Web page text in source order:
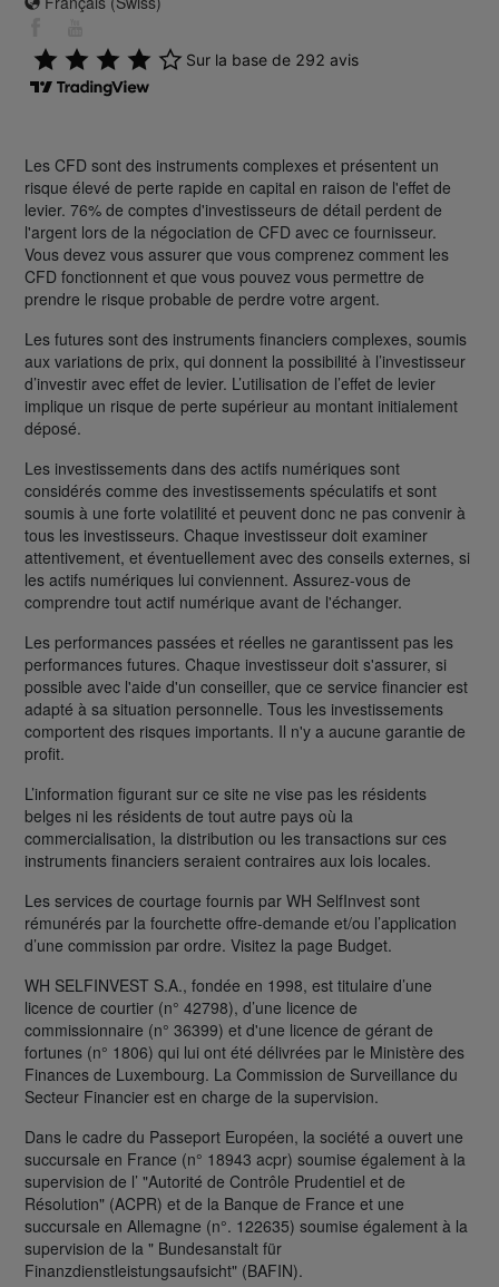
Les CFD sont des instruments complexes et présentent un
risque élevé de perte rapide en capital en raison de l'effet de
levier. 76% de comptes d'investisseurs de détail perdent de
l'argent lors de la négociation de CFD avec ce fournisseur.
Vous devez vous assurer que vous comprenez comment les
CFD fonctionnent et que vous pouvez vous permettre de
prendre le risque probable de perdre votre argent.
Les futures sont des instruments financiers complexes, soumis
aux variations de prix, qui donnent la possibilité à l’investisseur
d’investir avec effet de levier. L’utilisation de l’effet de levier
implique un risque de perte supérieur au montant initialement
déposé.
Les investissements dans des actifs numériques sont
considérés comme des investissements spéculatifs et sont
soumis à une forte volatilité et peuvent donc ne pas convenir à
tous les investisseurs. Chaque investisseur doit examiner
attentivement, et éventuellement avec des conseils externes, si
les actifs numériques lui conviennent. Assurez-vous de
comprendre tout actif numérique avant de l'échanger.
Les performances passées et réelles ne garantissent pas les
performances futures. Chaque investisseur doit s'assurer, si
possible avec l'aide d'un conseiller, que ce service financier est
adapté à sa situation personnelle. Tous les investissements
comportent des risques importants. Il n'y a aucune garantie de
profit.
L’information figurant sur ce site ne vise pas les résidents
belges ni les résidents de tout autre pays où la
commercialisation, la distribution ou les transactions sur ces
instruments financiers seraient contraires aux lois locales.
Les services de courtage fournis par WH SelfInvest sont
rémunérés par la fourchette offre-demande et/ou l’application
d’une commission par ordre. Visitez la page Budget.
WH SELFINVEST S.A., fondée en 1998, est titulaire d’une
licence de courtier (n° 42798), d’une licence de
commissionnaire (n° 36399) et d'une licence de gérant de
fortunes (n° 1806) qui lui ont été délivrées par le Ministère des
Finances de Luxembourg. La Commission de Surveillance du
Secteur Financier est en charge de la supervision.
Dans le cadre du Passeport Européen, la société a ouvert une
succursale en France (n° 18943 acpr) soumise également à la
supervision de l’ "Autorité de Contrôle Prudentiel et de
Résolution" (ACPR) et de la Banque de France et une
succursale en Allemagne (n°. 122635) soumise également à la
supervision de la " Bundesanstalt für
Finanzdienstleistungsaufsicht" (BAFIN).